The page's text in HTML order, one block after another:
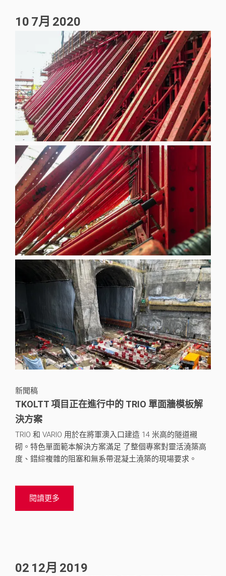
10 7月 2020
新聞稿
TKOLTT 項目正在進行中的 TRIO 單面牆模板解
決方案
TRIO 和 VARIO 用於在將軍澳入口建造 14 米高的隧道襯
砌。特色單面範本解決方案滿足 了整個專案對靈活澆築高
度、錯綜複雜的阻塞和無系帶混凝土澆築的現場要求。
閱讀更多
02 12月 2019